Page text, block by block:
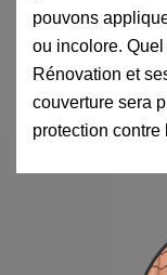
pouvons
ou incolore.
Rénovation et
couverture sera
protection contre